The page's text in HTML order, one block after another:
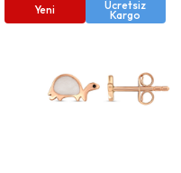
Yeni Ücretsiz
Kargo